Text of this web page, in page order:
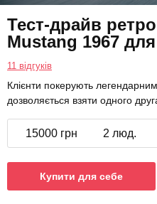
Тест-драйв
Mustang 1967
11 відгуків
Клієнти покерують
дозволяється взяти одного
15000 грн 2 люд.
Купити для себе